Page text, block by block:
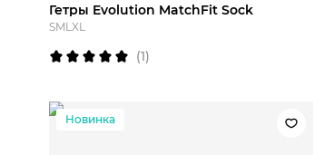
Гетры Evolution MatchFit Sock
SML XL
(1)
Новинка